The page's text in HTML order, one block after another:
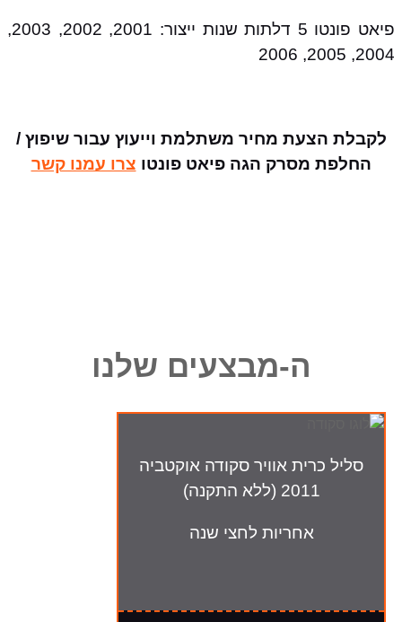
פיאט פונטו 5 דלתות שנות ייצור: 2001, 2002, 2003,
2004, 2005, 2006
לקבלת הצעת מחיר משתלמת וייעוץ עבור שיפוץ /
החלפת מסרק הגה פיאט פונטו צרו עמנו קשר
ה-מבצעים שלנו
סליל כרית אוויר סקודה אוקטביה
2011 (ללא התקנה)
אחריות לחצי שנה